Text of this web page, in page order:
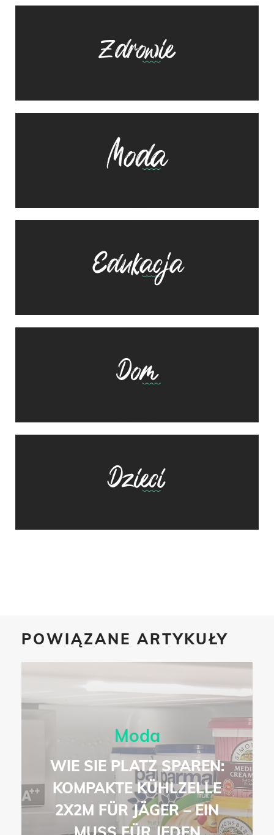
POWIĄZANE ARTYKUŁY
Moda
WIE SIE PLATZ SPAREN:
KOMPAKTE KÜHLZELLE
2X2M FÜR JÄGER – EIN